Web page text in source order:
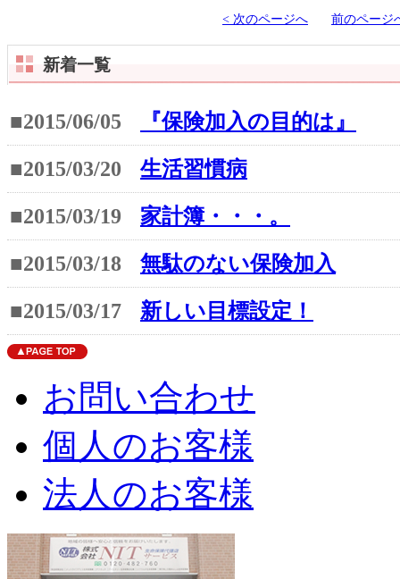
< 次のページへ 前のページ
新着一覧
■2015/06/05
『保険加入の目的は』
■2015/03/20
生活習慣病
■2015/03/19
家計簿・・・。
■2015/03/18
無駄のない保険加入
■2015/03/17
新しい目標設定！
お問い合わせ
個人のお客様
法人のお客様